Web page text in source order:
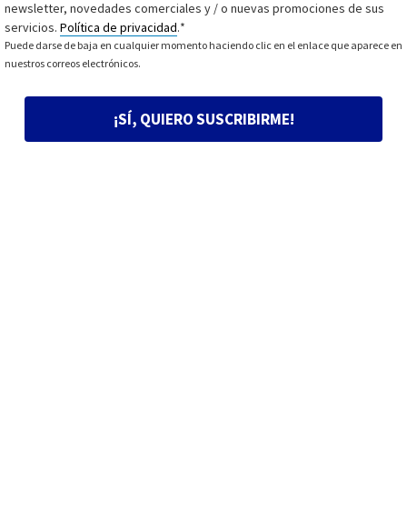
newsletter, novedades comerciales y / o nuevas promociones de sus
servicios. Política de privacidad.*
Puede darse de baja en cualquier momento haciendo clic en el enlace que aparece en
nuestros correos electrónicos.